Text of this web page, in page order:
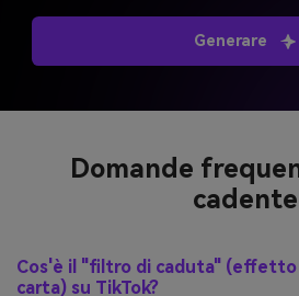
Generare
cadente
carta) su TikTok?